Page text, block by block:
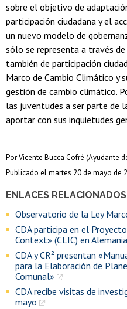
ENLACES RELACIONADOS
Observatorio de la Ley
CDA participa en el
Context» (CLIC) en Alemania
CDA y CR² presentan
para la Elaboración de
Comunal»
CDA recibe visitas de
mayo
sobre el objetivo de
participación ciudadana y el
un nuevo modelo de
sólo se representa a través
también de participación
Marco de Cambio Climático y
gestión de cambio climático.
las juventudes a ser parte de
aportar con sus inquietudes
Por Vicente Bucca Cofré (Ayudante
Publicado el martes 20 de mayo de